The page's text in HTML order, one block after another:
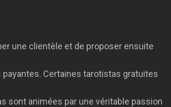
une clientèle et de proposer ensuite
Certaines tarotistas gratuites
sont animées par une véritable passion